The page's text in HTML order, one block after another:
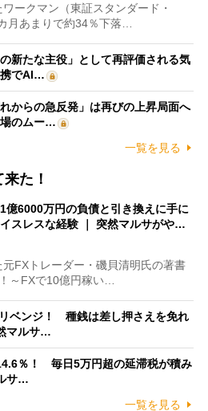
ークマン（東証スタンダード・
月あまりで約34％下落…
新たな主役」として再評価される気
でAI…
からの急反発」は再びの上昇局面へ
のムー…
一覧を見る
た！
1億6000万円の負債と引き換えに手に
スレスな経験 ｜ 突然マルサがや…
FXトレーダー・磯貝清明氏の著書
～FXで10億円稼い…
リベンジ！ 種銭は差し押さえを免れ
マルサ…
％！ 毎日5万円超の延滞税が積み
サ…
一覧を見る